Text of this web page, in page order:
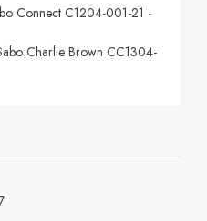
Connect C1204-001-21 -
Charlie Brown CC1304-